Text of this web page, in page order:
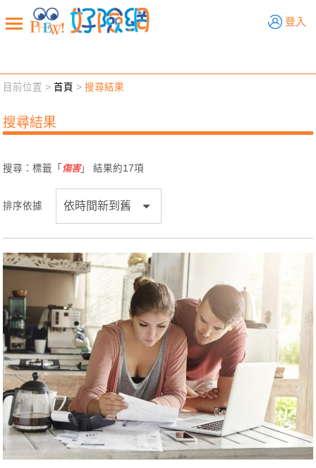
登入
新聞觀點 業務交流
退休先準備 好險學堂 輔銷工具 活動專區
目前位置 >首頁 >搜尋結果
搜尋結果
搜尋：標籤「 傷害」 結果約17項
排序依據